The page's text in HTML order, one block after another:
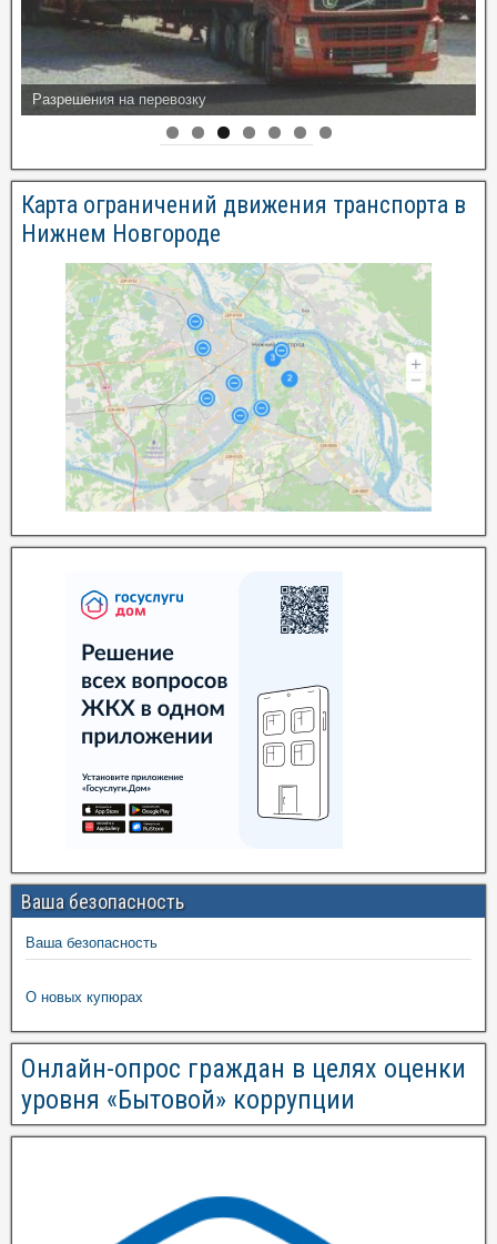
Разрешения на перевозку
Карта ограничений движения транспорта в
Нижнем Новгороде
Ваша безопасность
Ваша безопасность
О новых купюрах
Онлайн-опрос граждан в целях оценки
уровня «Бытовой» коррупции